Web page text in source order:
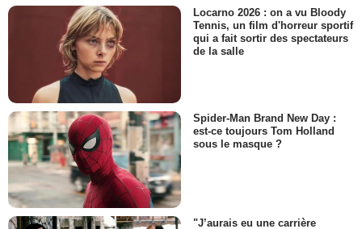
Locarno 2026 : on a vu Bloody
Tennis, un film d'horreur sportif
qui a fait sortir des spectateurs
de la salle
Spider-Man Brand New Day :
est-ce toujours Tom Holland
sous le masque ?
"J’aurais eu une carrière